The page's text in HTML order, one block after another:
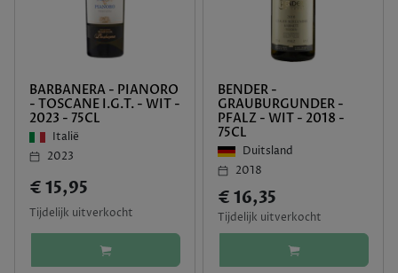
BARBANERA - PIANORO
- TOSCANE I.G.T. - WIT -
2023 - 75CL
Italië
2023
€ 15,95
Tijdelijk uitverkocht
BENDER -
GRAUBURGUNDER -
PFALZ - WIT - 2018 -
75CL
Duitsland
2018
€ 16,35
Tijdelijk uitverkocht